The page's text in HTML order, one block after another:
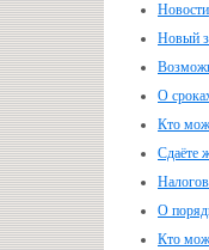
Новости
Новый
О
Кто
Сдаёте
О
Кто